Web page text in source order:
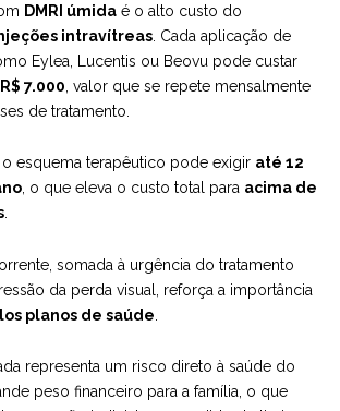
DMRI úmida é o alto custo do
intravítreas . Cada aplicação de
Eylea, Lucentis ou Beovu pode custar
7.000 , valor que se repete mensalmente
de tratamento.
o esquema terapêutico pode exigir até 12
, o que eleva o custo total para acima de
somada à urgência do tratamento
da perda visual, reforça a importância
planos de saúde
representa um risco direto à saúde do
peso financeiro para a família, o que